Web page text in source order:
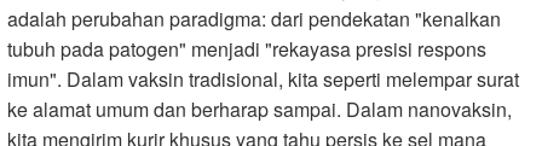
adalah perubahan paradigma: dari pendekatan "kenalkan
tubuh pada patogen" menjadi "rekayasa presisi respons
imun". Dalam vaksin tradisional, kita seperti melempar surat
ke alamat umum dan berharap sampai. Dalam nanovaksin,
kita mengirim kurir khusus yang tahu persis ke sel mana